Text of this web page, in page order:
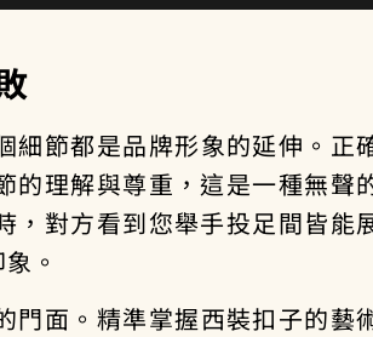
細節都是品牌形象的延伸。正
的理解與尊重，這是一種無聲
，對方看到您舉手投足間皆能
。
面。精準掌握西裝扣子的藝